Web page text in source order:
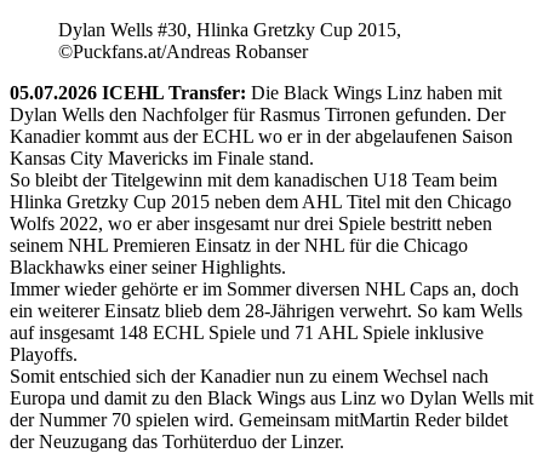
Dylan Wells #30, Hlinka Gretzky Cup 2015,
©Puckfans.at/Andreas Robanser
05.07.2026 ICEHL Transfer: Die Black Wings Linz haben mit
Dylan Wells den Nachfolger für Rasmus Tirronen gefunden. Der
Kanadier kommt aus der ECHL wo er in der abgelaufenen Saison
Kansas City Mavericks im Finale stand.
So bleibt der Titelgewinn mit dem kanadischen U18 Team beim
Hlinka Gretzky Cup 2015 neben dem AHL Titel mit den Chicago
Wolfs 2022, wo er aber insgesamt nur drei Spiele bestritt neben
seinem NHL Premieren Einsatz in der NHL für die Chicago
Blackhawks einer seiner Highlights.
Immer wieder gehörte er im Sommer diversen NHL Caps an, doch
ein weiterer Einsatz blieb dem 28-Jährigen verwehrt. So kam Wells
auf insgesamt 148 ECHL Spiele und 71 AHL Spiele inklusive
Playoffs.
Somit entschied sich der Kanadier nun zu einem Wechsel nach
Europa und damit zu den Black Wings aus Linz wo Dylan Wells mit
der Nummer 70 spielen wird. Gemeinsam mitMartin Reder bildet
der Neuzugang das Torhüterduo der Linzer.